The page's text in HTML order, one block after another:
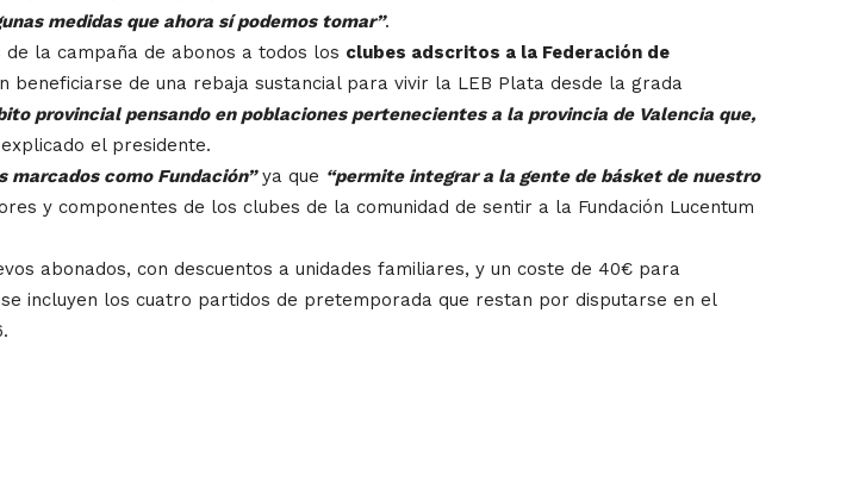
medidas que ahora sí podemos tomar”.
de la campaña de abonos a todos los clubes adscritos a la Federación de
beneficiarse de una rebaja sustancial para vivir la LEB Plata desde la grada
provincial pensando en poblaciones pertenecientes a la provincia de Valencia que,
el presidente.
marcados como Fundación”ya que “permite integrar a la gente de básket de nuestro
y componentes de los clubes de la comunidad de sentir a la Fundación Lucentum
abonados, con descuentos a unidades familiares, y un coste de 40€ para
incluyen los cuatro partidos de pretemporada que restan por disputarse en el